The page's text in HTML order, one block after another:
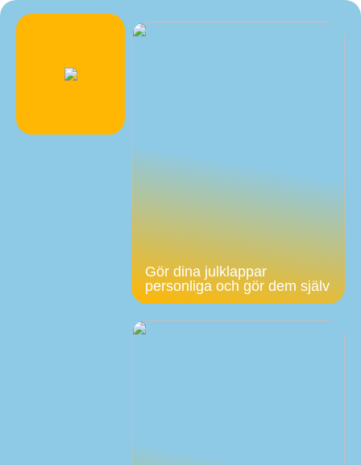
Gör dina julklappar
personliga och gör dem själv